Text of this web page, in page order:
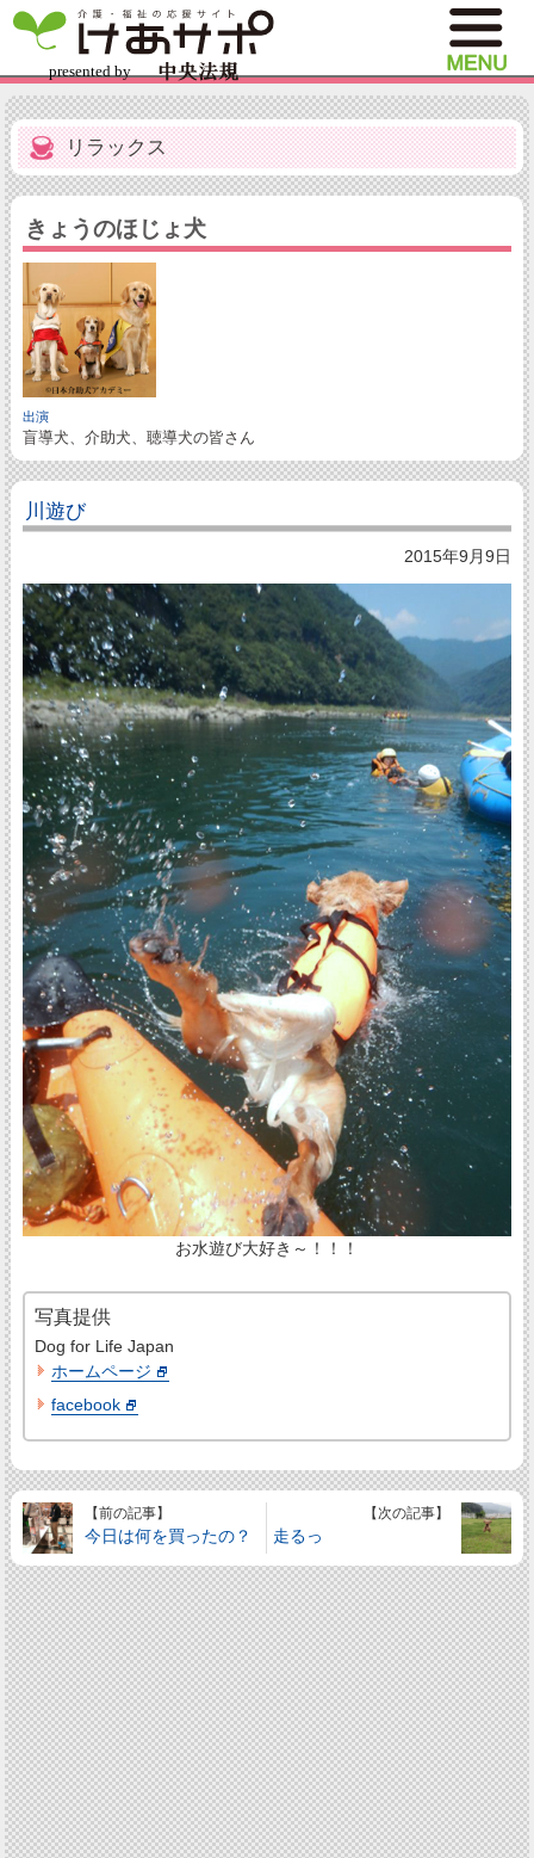
リラックス
きょうのほじょ犬
出演
盲導犬、介助犬、聴導犬の皆さん
川遊び
2015年9月9日
お水遊び大好き～！！！
写真提供
Dog for Life Japan
ホームページ
facebook
【前の記事】
今日は何を買ったの？
【次の記事】
走るっ